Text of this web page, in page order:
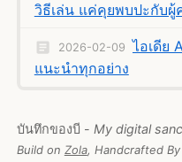
วิธีเล่น แค่คุยพบปะกับผู้
2026-02-09 ไอเดีย
แนะนำทุกอย่าง
บันทึกของบี - My digital
Build on Zola, Handcrafted